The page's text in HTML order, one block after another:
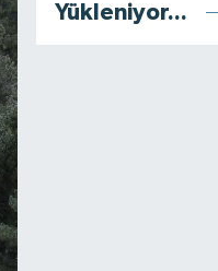
Yükleniyor...